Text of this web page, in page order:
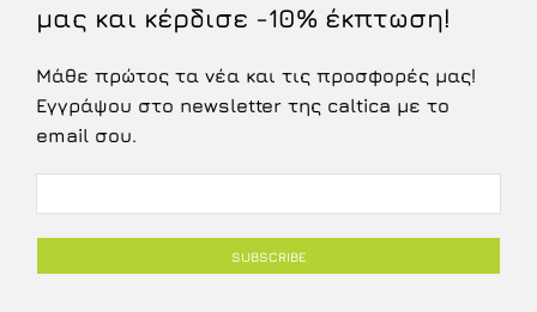
μας και κέρδισε -10% έκπτωση!
Μάθε πρώτος τα νέα και τις προσφορές μας!
Εγγράψου στο newsletter της caltica με το
email σου.